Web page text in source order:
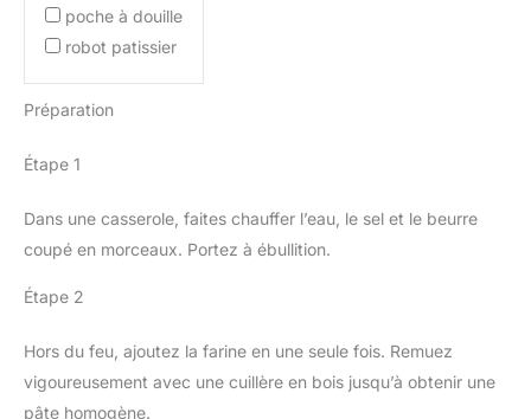
poche à douille
robot patissier
Préparation
Étape 1
Dans une casserole, faites chauffer l’eau, le sel et le beurre
coupé en morceaux. Portez à ébullition.
Étape 2
Hors du feu, ajoutez la farine en une seule fois. Remuez
vigoureusement avec une cuillère en bois jusqu’à obtenir une
pâte homogène.